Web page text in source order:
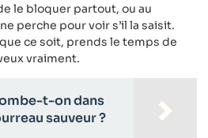
le bloquer partout, ou au
perche pour voir s’il la saisit.
ce soit, prends le temps de
vraiment.
t-on dans
sauveur ?